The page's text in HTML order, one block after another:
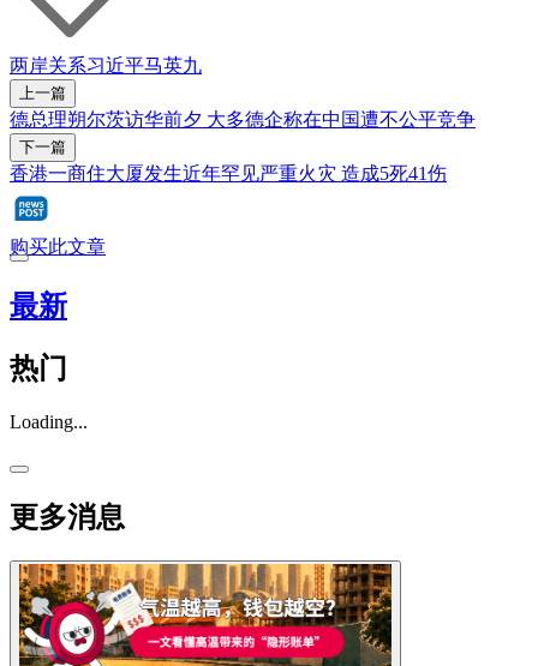
两岸关系习近平马英九
上一篇
德总理朔尔茨访华前夕 大多德企称在中国遭不公平竞争
下一篇
香港一商住大厦发生近年罕见严重火灾 造成5死41伤
购买此文章
最新
热门
Loading...
更多消息